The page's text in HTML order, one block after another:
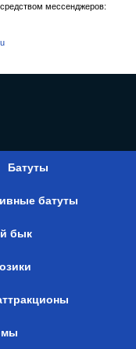
мессенджеров:
Батуты
батуты
бык